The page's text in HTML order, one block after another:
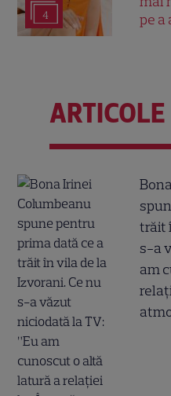
4
pe a
trăit
s-a
am